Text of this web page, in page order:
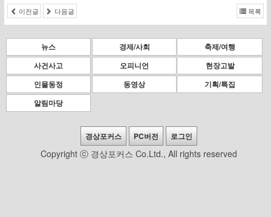
이전글 다음글 목록
뉴스 경제/사회
축제/여행
사건사고
오피니언
현장고발
인물동정
동영상
기획/특집
알림마당
경상포커스 PC버전 로그인
Copyright ⓒ 경상포커스 Co.Ltd., All rights reserved